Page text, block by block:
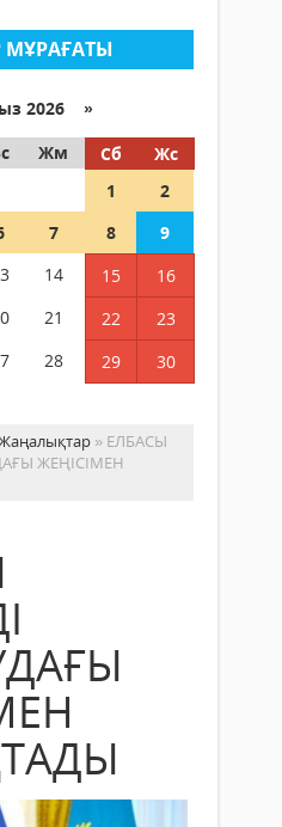
2026 »
Жм Сб
Жс
1
2
7 8
9
14 15
16
21 22
23
28 29
30
» ЕЛБАСЫ
ЖЕҢІСІМЕН